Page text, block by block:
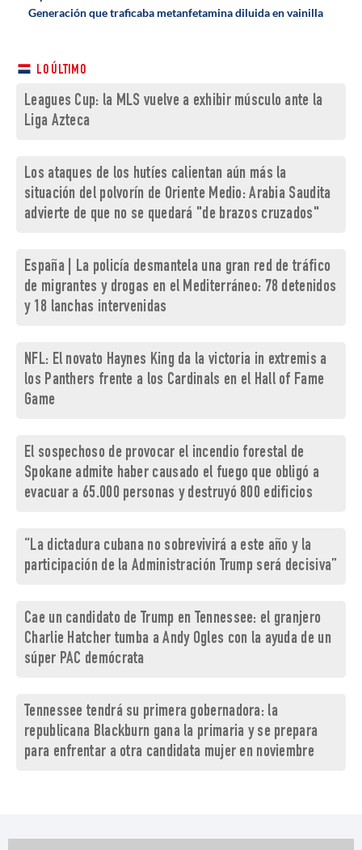
Generación que traficaba metanfetamina diluida en vainilla
LO ÚLTIMO
Leagues Cup: la MLS vuelve a exhibir músculo ante la
Liga Azteca
Los ataques de los hutíes calientan aún más la
situación del polvorín de Oriente Medio: Arabia Saudita
advierte de que no se quedará "de brazos cruzados"
España | La policía desmantela una gran red de tráfico
de migrantes y drogas en el Mediterráneo: 78 detenidos
y 18 lanchas intervenidas
NFL: El novato Haynes King da la victoria in extremis a
los Panthers frente a los Cardinals en el Hall of Fame
Game
El sospechoso de provocar el incendio forestal de
Spokane admite haber causado el fuego que obligó a
evacuar a 65.000 personas y destruyó 800 edificios
“La dictadura cubana no sobrevivirá a este año y la
participación de la Administración Trump será decisiva”
Cae un candidato de Trump en Tennessee: el granjero
Charlie Hatcher tumba a Andy Ogles con la ayuda de un
súper PAC demócrata
Tennessee tendrá su primera gobernadora: la
republicana Blackburn gana la primaria y se prepara
para enfrentar a otra candidata mujer en noviembre